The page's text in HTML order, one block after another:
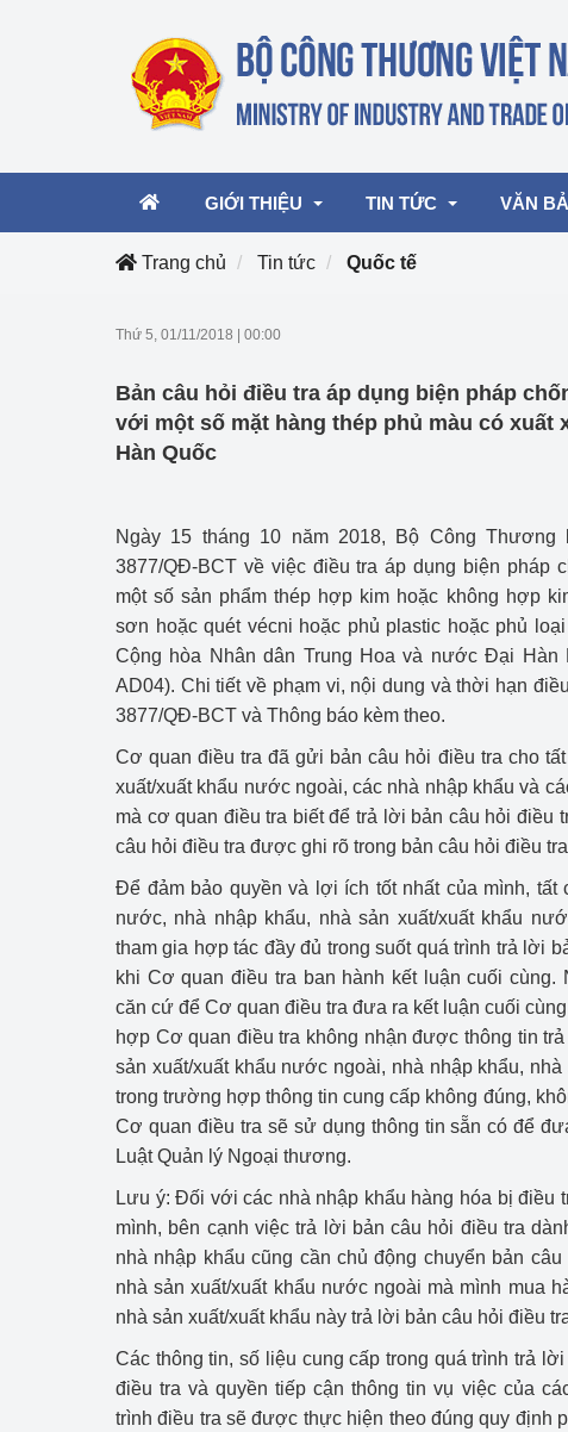
GIỚI THIỆU
Cơ cấu tổ chức
TIN TỨC
mại, Dịch vụ Việt Nam
Công Thương - Công
Chuyển đổi số
Lịch sử phát triển
Bản tin Thị trường Nông
Phát triển nguồn nhân
Phát triển bền vững
Tổ chức kiểm định
Tổ
Tổ
Cơ
LPG
lao
Văn hóa ngành Công
Tái cơ cấu ngành Công
Quản lý thị trường
Sử dụng năng lượng
hiệu quả
Khoa học, công nghệ
Thông báo
Bảo vệ môi trường
Bảo vệ nền tảng tư
Doanh nghiệp - Người
Xúc tiến thương mại
VĂN
Văn
Trang chủ Tin tức Quốc tế
Thứ 5, 01/11/2018 00:00
Bản câu hỏi điều tra áp dụng biện pháp
với một số mặt hàng thép phủ màu có xuất
Hàn Quốc
Ngày 15 tháng 10 năm 2018, Bộ Công Thương
3877/QĐ-BCT về việc điều tra áp dụng biện pháp
một số sản phẩm thép hợp kim hoặc không hợp
sơn hoặc quét vécni hoặc phủ plastic hoặc phủ
Cộng hòa Nhân dân Trung Hoa và nước Đại Hàn
AD04). Chi tiết về phạm vi, nội dung và thời hạn
3877/QĐ-BCT và Thông báo kèm theo.
Cơ quan điều tra đã gửi bản câu hỏi điều tra cho
xuất/xuất khẩu nước ngoài, các nhà nhập khẩu và
mà cơ quan điều tra biết để trả lời bản câu hỏi điều
câu hỏi điều tra được ghi rõ trong bản câu hỏi điều
Để đảm bảo quyền và lợi ích tốt nhất của mình, tất
nước, nhà nhập khẩu, nhà sản xuất/xuất khẩu
tham gia hợp tác đầy đủ trong suốt quá trình trả lời
khi Cơ quan điều tra ban hành kết luận cuối
căn cứ để Cơ quan điều tra đưa ra kết luận cuối
hợp Cơ quan điều tra không nhận được thông tin
sản xuất/xuất khẩu nước ngoài, nhà nhập khẩu,
trong trường hợp thông tin cung cấp không đúng,
Cơ quan điều tra sẽ sử dụng thông tin sẵn có để
Luật Quản lý Ngoại thương.
Lưu ý: Đối với các nhà nhập khẩu hàng hóa bị điều
mình, bên cạnh việc trả lời bản câu hỏi điều tra
nhà nhập khẩu cũng cần chủ động chuyển bản
nhà sản xuất/xuất khẩu nước ngoài mà mình mua
nhà sản xuất/xuất khẩu này trả lời bản câu hỏi điều
Các thông tin, số liệu cung cấp trong quá trình trả
điều tra và quyền tiếp cận thông tin vụ việc của
trình điều tra sẽ được thực hiện theo đúng quy định